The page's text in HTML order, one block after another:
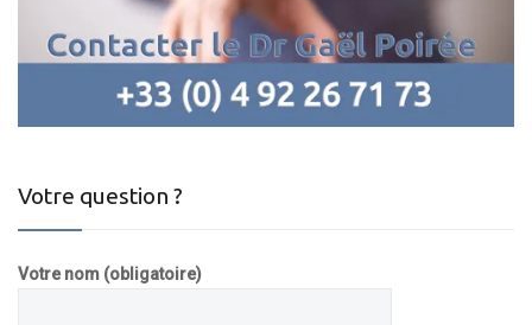
Votre question ?
Votre nom (obligatoire)